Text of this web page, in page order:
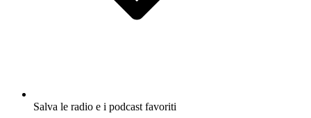
Salva le radio e i podcast favoriti